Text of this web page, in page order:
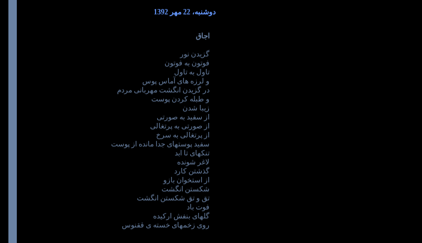
دوشنبه، 22 مهر 1392
اجاق
گزیدن نور
فوتون به فوتون
تاول به تاول
و لرزه های آماس پوس
در گزیدن انگشت مهربانی مردم
و طبله کردن پوست
زیبا شدن
از سفید به صورتی
از صورتی به پرتغالی
از پرتغالی به سرخ
سفید پوستهای جدا مانده از پوست
تنکهای تا ابد
لاغر شونده
گذشتن کارد
از استخوان بازو
شکستن انگشت
تق و تق شکستن انگشت
فوت باد
گلهای بنفش ارکیده
روی زخمهای خسته ی ققنوس